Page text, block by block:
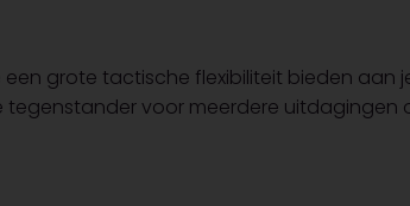
grote tactische flexibiliteit bieden aan
voor meerdere uitdagingen